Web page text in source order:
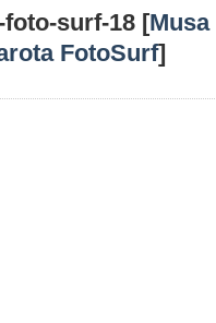
surf-18 [
FotoSurf]